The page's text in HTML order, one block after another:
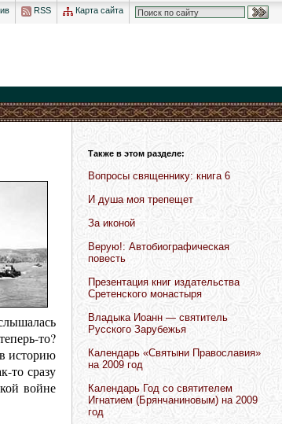
RSS Карта сайта
то?
историю
то сразу
войне
Также в этом разделе:
Вопросы священнику: книга 6
И душа моя трепещет
За иконой
Верую!: Автобиографическая
повесть
Презентация книг издательства
Сретенского монастыря
Владыка Иоанн — святитель
Русского Зарубежья
Календарь «Святыни Православия»
на 2009 год
Календарь Год со святителем
Игнатием (Брянчаниновым) на 2009
год